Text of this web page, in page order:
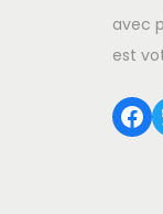
avec
est
Facebook